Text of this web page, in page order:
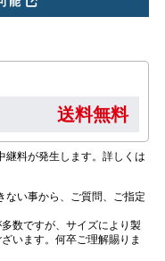
送料無料
料が発生します。詳しくは
い事から、ご質問、ご指定
数ですが、サイズにより製
います。何卒ご理解賜りま